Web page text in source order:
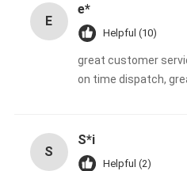
E
e*
Helpful (10)
great customer
on time dispatch,
S
S*i
Helpful (2)